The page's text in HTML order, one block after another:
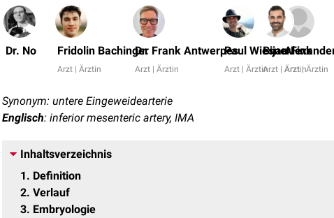
Dr. No Fridolin Bachinger
Arzt | Ärztin
Dr. Frank Antwerpes
Arzt | Ärztin
Paul Wiesner
Arzt | Ärztin
Bijan Fink
Arzt | ÄrztinArzt | Ärztin
Synonym: untere Eingeweidearterie
Englisch: inferior mesenteric artery, IMA
Inhaltsverzeichnis
1
Definition
2 Verlauf
3 Embryologie